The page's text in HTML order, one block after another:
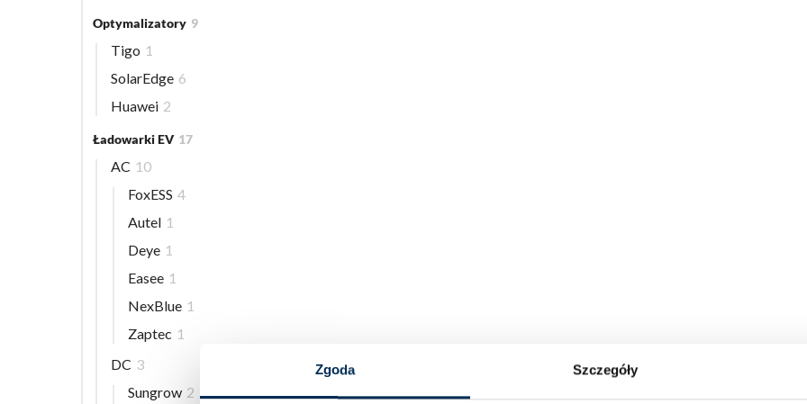
Zgoda Szczegóły
Optymalizatory 9
Tigo 1
SolarEdge 6
Huawei 2
Ładowarki EV 17
AC 10
FoxESS 4
Autel 1
Deye 1
Easee 1
NexBlue 1
Zaptec 1
DC 3
Sungrow 2